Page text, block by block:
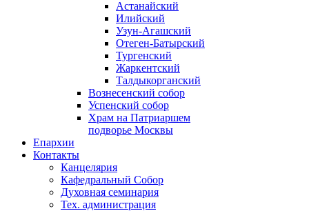
Астанайский
Илийский
Узун-Агашский
Отеген-Батырский
Тургенский
Жаркентский
Талдыкорганский
Вознесенский собор
Успенский собор
Храм на Патриаршем
подворье Москвы
Епархии
Контакты
Канцелярия
Кафедральный Собор
Духовная семинария
Тех. администрация